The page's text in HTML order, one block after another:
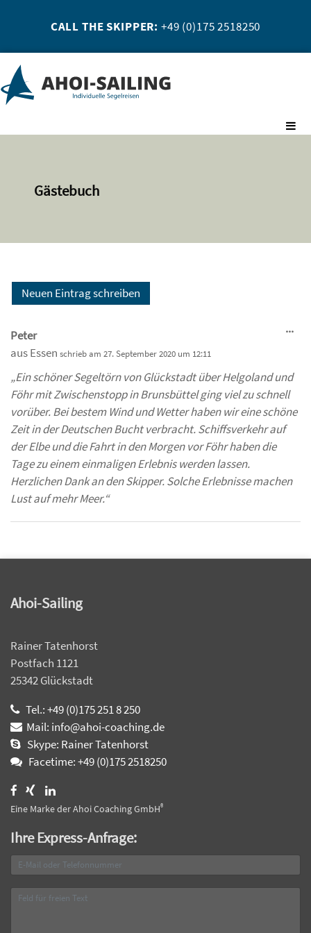
CALL THE SKIPPER: +49 (0)175 2518250
Gästebuch
Peter
ausEssen schrieb am 27. September 2020 um 12:11
„Ein schöner Segeltörn von Glückstadt über Helgoland und
Föhr mit Zwischenstopp in Brunsbüttel ging viel zu schnell
vorüber. Bei bestem Wind und Wetter haben wir eine schöne
Zeit in der Deutschen Bucht verbracht. Schiffsverkehr auf
der Elbe und die Fahrt in den Morgen vor Föhr haben die
Tage zu einem einmaligen Erlebnis werden lassen.
Herzlichen Dank an den Skipper. Solche Erlebnisse machen
Lust auf mehr Meer.“
...
Ahoi-Sailing
Rainer Tatenhorst
Postfach 1121
25342 Glückstadt
Tel.: +49 (0)175 251 8 250
Mail: info@ahoi-coaching.de
Skype: Rainer Tatenhorst
Facetime: +49 (0)175 2518250
Eine Marke der Ahoi Coaching GmbH®
Ihre Express-Anfrage: